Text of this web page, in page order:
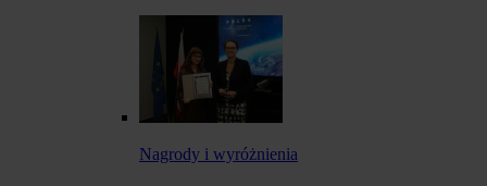
Nagrody i wyróżnienia